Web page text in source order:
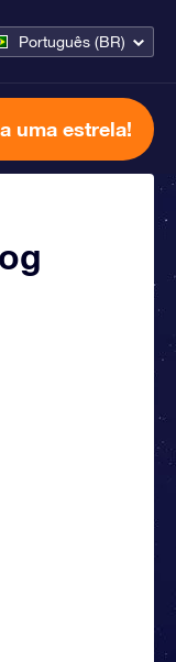
Português (BR)
uma estrela!